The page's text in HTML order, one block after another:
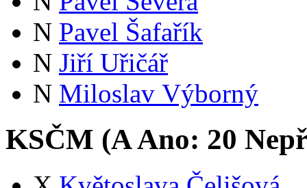
N Pavel Šafařík
N Jiří Uřičář
N Miloslav Výborný
KSČM (AAno: 20